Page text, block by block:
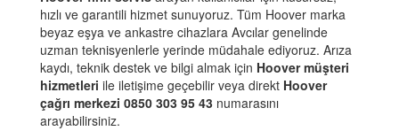
hızlı ve garantili hizmet sunuyoruz. Tüm Hoover marka
beyaz eşya ve ankastre cihazlara Avcılar genelinde
uzman teknisyenlerle yerinde müdahale ediyoruz. Arıza
kaydı, teknik destek ve bilgi almak için Hoover müşteri
hizmetleri ile iletişime geçebilir veya direkt Hoover
çağrı merkezi 0850 303 95 43 numarasını
arayabilirsiniz.